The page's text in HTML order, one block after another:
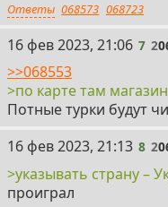
Ответы 068573 068723
7
16 фев 2023, 21:06 7 2
>>068553
>по карте там
Потные турки будут
8
16 фев 2023, 21:13 8 2
>указывать страну –
проиграл